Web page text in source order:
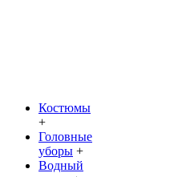
Костюмы
+
Головные
уборы +
Водный